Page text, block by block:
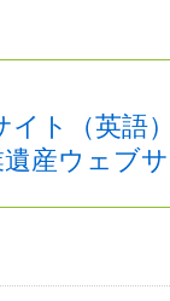
イト（英語
産ウェブ